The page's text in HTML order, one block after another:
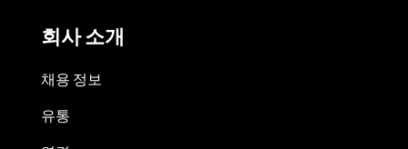
회사 소개
채용 정보
유통